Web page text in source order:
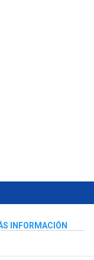
INFORMACIÓN